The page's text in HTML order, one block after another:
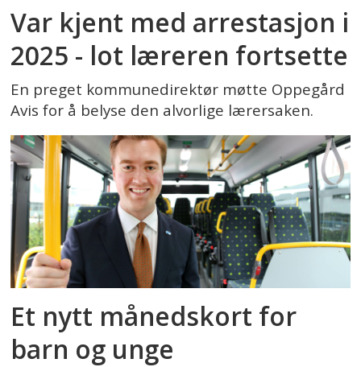
Var kjent med arrestasjon i
2025 - lot læreren fortsette
En preget kommunedirektør møtte Oppegård
Avis for å belyse den alvorlige lærersaken.
Et nytt månedskort for
barn og unge